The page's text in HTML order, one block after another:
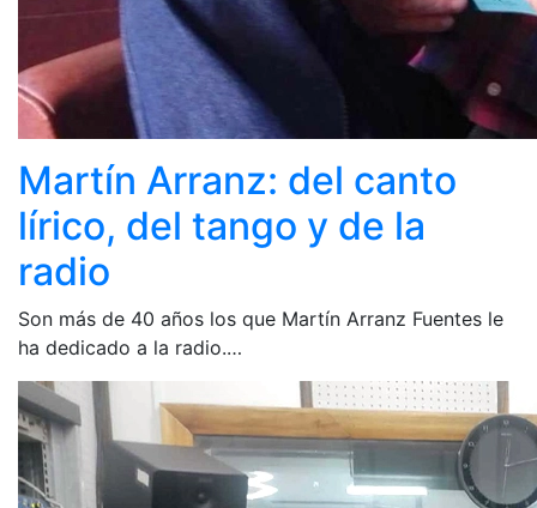
Martín Arranz: del canto
lírico, del tango y de la
radio
Son más de 40 años los que Martín Arranz Fuentes le
ha dedicado a la radio.…